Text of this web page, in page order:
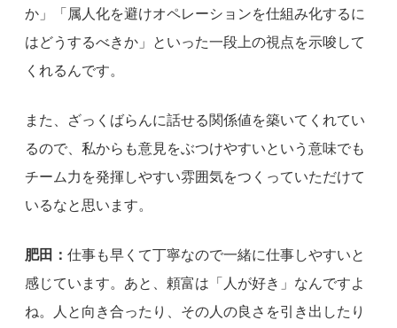
か」「属人化を避けオペレーションを仕組み化するに
はどうするべきか」といった一段上の視点を示唆して
くれるんです。
また、ざっくばらんに話せる関係値を築いてくれてい
るので、私からも意見をぶつけやすいという意味でも
チーム力を発揮しやすい雰囲気をつくっていただけて
いるなと思います。
肥田： 仕事も早くて丁寧なので一緒に仕事しやすいと
感じています。あと、頼富は「人が好き」なんですよ
ね。人と向き合ったり、その人の良さを引き出したり